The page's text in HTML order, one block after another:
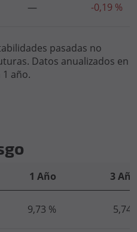
— -0,19 %
pasadas no
Datos anualizados en
año.
1 Año 3
9,73 % 5,74